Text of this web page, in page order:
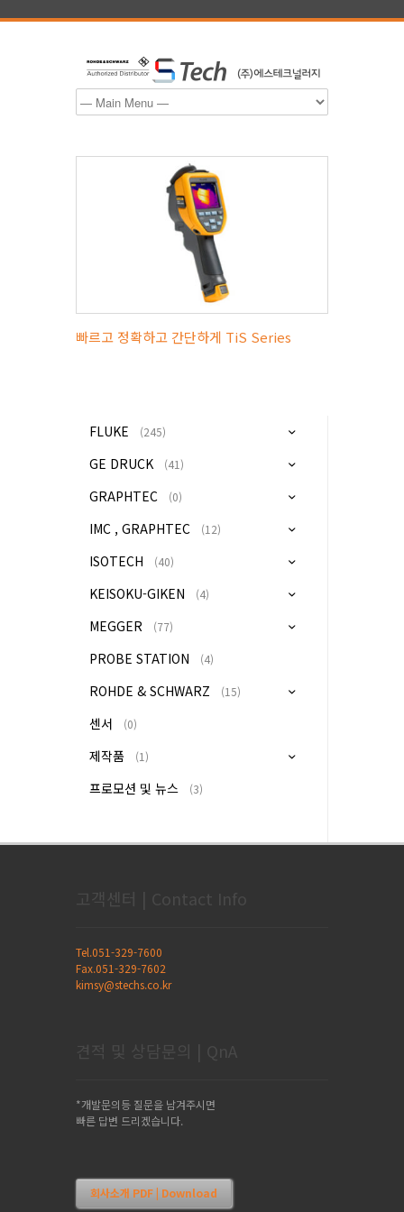
빠르고 정확하고 간단하게 TiS Series
FLUKE (245)
GE DRUCK (41)
GRAPHTEC (0)
IMC , GRAPHTEC (12)
ISOTECH (40)
KEISOKU-GIKEN (4)
MEGGER (77)
PROBE STATION (4)
ROHDE & SCHWARZ (15)
센서 (0)
제작품 (1)
프로모션 및 뉴스 (3)
고객센터 | Contact Info
Tel.051-329-7600
Fax.051-329-7602
kimsy@stechs.co.kr
견적 및 상담문의 | QnA
*개발문의등 질문을 남겨주시면
빠른 답변 드리겠습니다.
회사소개 PDF | Download